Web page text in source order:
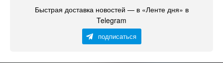
Быстрая доставка новостей — в «Ленте дня» в
Telegram
подписаться